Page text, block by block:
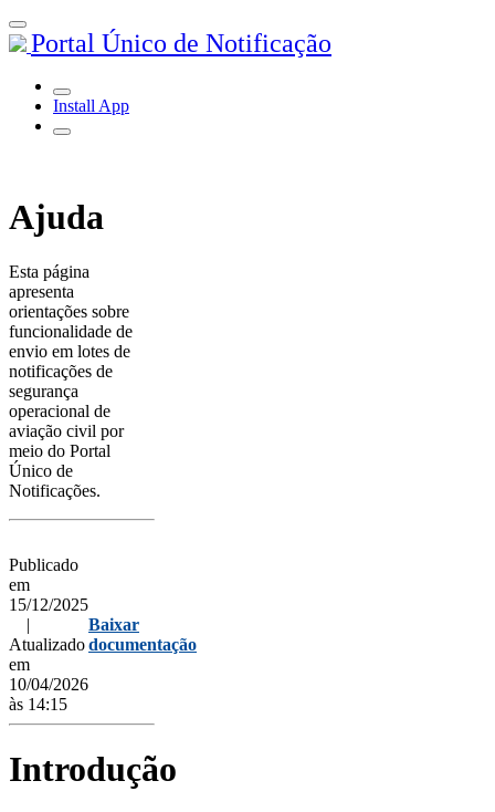
Portal Único de Notificação
Install App
Ajuda
Esta página
apresenta
orientações sobre
funcionalidade de
envio em lotes de
notificações de
segurança
operacional de
aviação civil por
meio do Portal
Único de
Notificações.
Publicado
em
15/12/2025
|
Atualizado
em
10/04/2026
às 14:15
Baixar
documentação
Introdução